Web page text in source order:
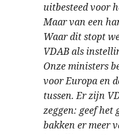
uitbesteed voor
Maar van een
Waar dit stopt
VDAB als
Onze ministers
voor Europa en
tussen. Er zijn
zeggen: geef het
bakken er meer